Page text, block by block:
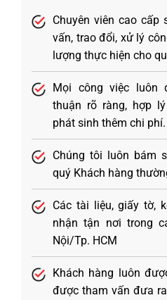
Chuyên viên cao
vấn, trao đổi, xử lý
lượng thực hiện cho
Mọi công việc luôn
thuận rõ ràng, hợp
phát sinh thêm chi phí.
Chúng tôi luôn bám
quý Khách hàng
Các tài liệu, giấy tờ,
nhận tận nơi trong
Nội/Tp. HCM
Khách hàng luôn
được tham vấn đưa